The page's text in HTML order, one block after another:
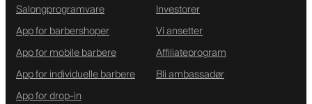
Salongprogramvare
App for barbershoper
App for mobile barbere
App for individuelle barbere
App for drop-in
Investorer
Vi ansetter
Affiliateprogram
Bli ambassadør